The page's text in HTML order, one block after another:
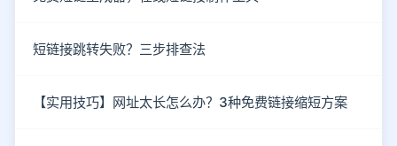
短链接跳转失败？三步排查法
【实用技巧】网址太长怎么办？3种免费链接缩短方案